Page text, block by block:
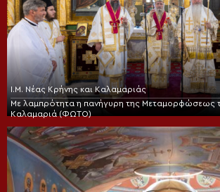
Ι.Μ. Νέας Κρήνης και Καλαμαριάς
Με λαμπρότητα η πανήγυρη της Μεταμορφώσεως
Καλαμαριά (ΦΩΤΟ)